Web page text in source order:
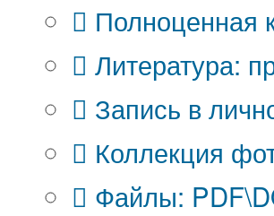
Полноценная
Литература:
Запись в
Коллекция
Файлы: